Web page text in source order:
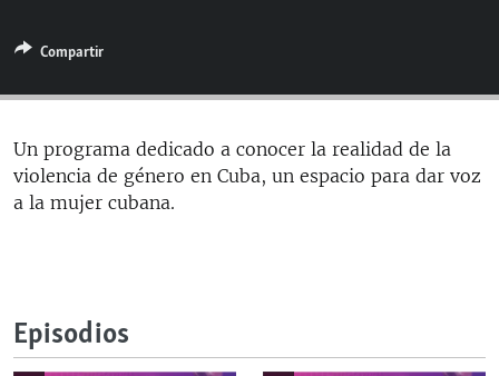
ESPECIALES
ESPECIALES
LA REALIDAD DE LA VIVIENDA EN CUBA
SER VIEJO EN CUBA
KENTU-CUBANO
LA INVASIÓN DE RUSIA A UCRANIA
MULTIMEDIA
EDITORIALES
SÍGUENOS
Compartir
Un programa dedicado a conocer la realidad de la
violencia de género en Cuba, un espacio para dar voz
a la mujer cubana.
Episodios